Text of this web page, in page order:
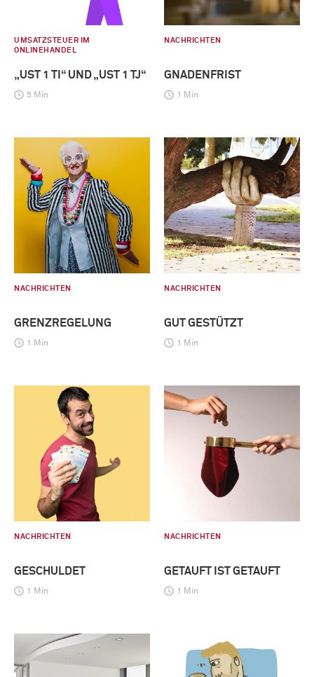
UMSATZSTEUER IM
ONLINEHANDEL
„UST 1 TI“ UND „UST 1 TJ“
5 Min
NACHRICHTEN
GNADENFRIST
1 Min
NACHRICHTEN
GRENZREGELUNG
1 Min
NACHRICHTEN
GUT GESTÜTZT
1 Min
NACHRICHTEN
GESCHULDET
1 Min
NACHRICHTEN
GETAUFT IST GETAUFT
1 Min